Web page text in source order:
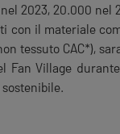
2023, 20.000 nel
con il materiale
tessuto CAC*),
Fan Village